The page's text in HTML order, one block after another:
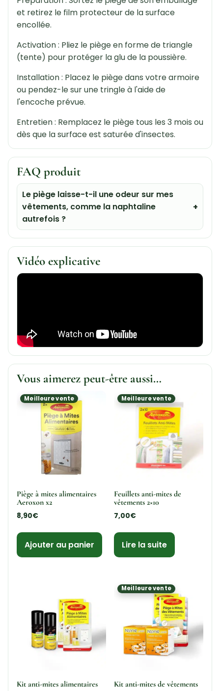
et retirez le film protecteur de la surface
encollée.
Activation : Pliez le piège en forme de triangle
(tente) pour protéger la glu de la poussière.
Installation : Placez le piège dans votre armoire
ou pendez-le sur une tringle à l'aide de
l'encoche prévue.
Entretien : Remplacez le piège tous les 3 mois ou
dès que la surface est saturée d'insectes.
FAQ produit
Le piège laisse-t-il une odeur sur mes
vêtements, comme la naphtaline
autrefois ?
Vidéo explicative
Vous aimerez peut-être aussi…
Meilleure vente
Piège à mites alimentaires
Aeroxon x2
8,90€
Ajouter au panier
Meilleure vente
Feuillets anti-mites de
vêtements 2×10
7,00€
Lire la suite
Kit anti-mites alimentaires
Meilleure vente
Kit anti-mites de vêtements